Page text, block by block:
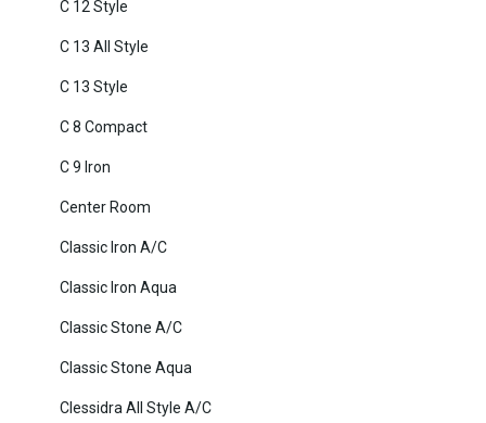
C 12 Style
C 13 All Style
C 13 Style
C 8 Compact
C 9 Iron
Center Room
Classic Iron A/C
Classic Iron Aqua
Classic Stone A/C
Classic Stone Aqua
Clessidra All Style A/C